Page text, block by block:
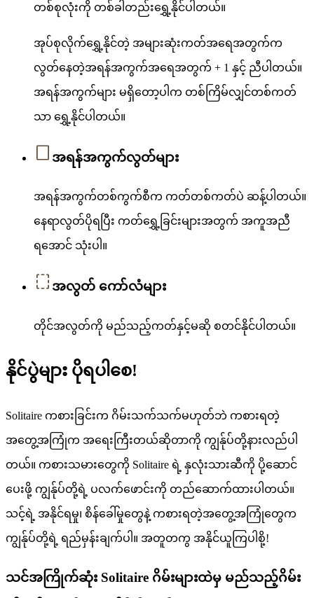
တစ်စုလုံးကို တစ်ခါတည်းရွှေ့နိုင်ပါတယ်။
အုပ်စုလိုက်ရွှေ့နိုင်တဲ့ အများဆုံးကတ်အရေအတွက်က
လွတ်နေတဲ့အရန်အကွက်အရေအတွက် + 1 နှင့် ညီပါတယ်။
အရန်အကွက်များ မရှိတော့ပါက တစ်ကြိမ်လျှင်တစ်ကတ်
သာ ရွှေ့နိုင်ပါတယ်။
အရန်အကွက်လွတ်များ
အရန်အကွက်တစ်ကွက်စီက ကတ်တစ်ကတ်ပဲ ဆန့်ပါတယ်။
နေရာလွတ်ပိုရပြီး ကတ်ရွှေ့ခြင်းများအတွက် အကူအညီ
ရအောင် သုံးပါ။
အလွတ် ကော်လံများ
တိုင်အလွတ်ကို မည်သည့်ကတ်နှင့်မဆို စတင်နိုင်ပါတယ်။
နိုင်ပွဲများ ပိုရပါစေ!
Solitaire ကစားခြင်းက ဂိမ်းသက်သက်မဟုတ်ဘဲ ကစားရတဲ့
အတွေ့အကြုံက အရေးကြီးတယ်ဆိုတာကို ကျွန်ုပ်တို့နားလည်ပါ
တယ်။ ကစားသမားတွေကို Solitaire ရဲ့ နှလုံးသားဆီကို ပို့ဆောင်
ပေးဖို့ ကျွန်ုပ်တို့ရဲ့ ပလက်ဖောင်းကို တည်ဆောက်ထားပါတယ်။
သင့်ရဲ့ အနိုင်ရမှု၊ စိန်ခေါ်မှုတွေနဲ့ ကစားရတဲ့အတွေ့အကြုံတွေက
ကျွန်ုပ်တို့ရဲ့ ရည်မှန်းချက်ပါ။ အတူတကွ အနိုင်ယူကြပါစို့!
သင်အကြိုက်ဆုံး Solitaire ဂိမ်းများထဲမှ မည်သည့်ဂိမ်း